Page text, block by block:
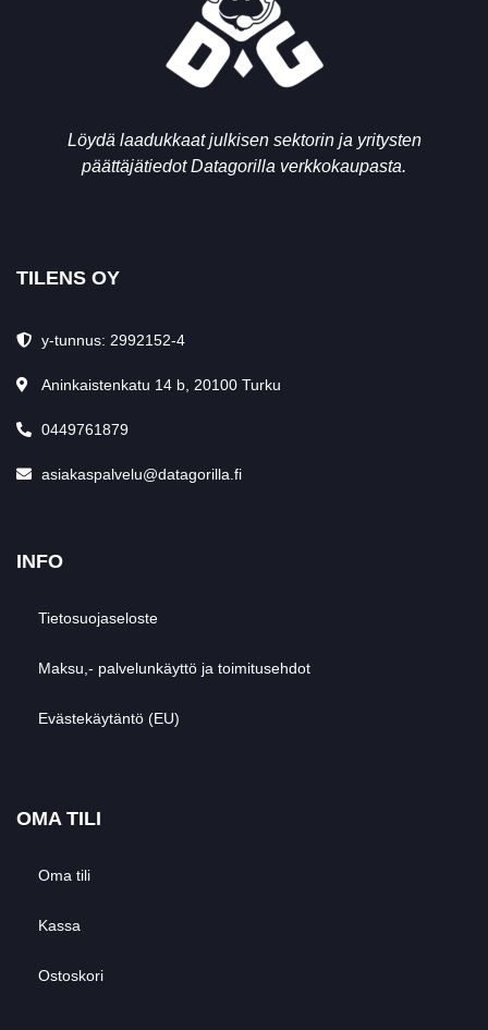
Löydä laadukkaat julkisen sektorin ja yritysten
päättäjätiedot Datagorilla verkkokaupasta.
TILENS OY
y-tunnus: 2992152-4
Aninkaistenkatu 14 b, 20100 Turku
0449761879
asiakaspalvelu@datagorilla.fi
INFO
Tietosuojaseloste
Maksu,- palvelunkäyttö ja toimitusehdot
Evästekäytäntö (EU)
OMA TILI
Oma tili
Kassa
Ostoskori